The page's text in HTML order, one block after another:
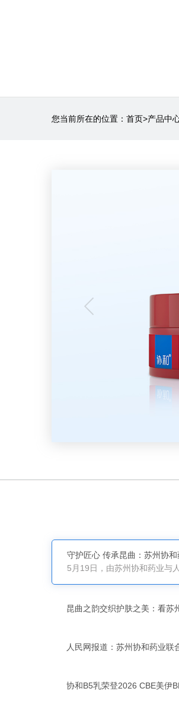
您当前所在的位置： 首页>产品中
守护匠心 传承昆曲：苏州协
昆曲之韵交织护肤之美：看苏
人民网报道：苏州协和药业联
协和B5乳荣登2026 CBE美伊